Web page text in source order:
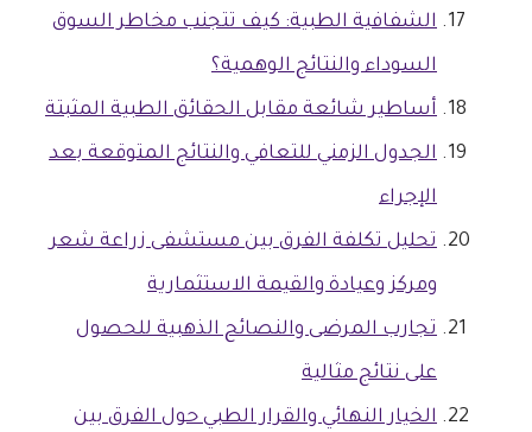
الشفافية الطبية: كيف تتجنب مخاطر السوق
السوداء والنتائج الوهمية؟
أساطير شائعة مقابل الحقائق الطبية المثبتة
الجدول الزمني للتعافي والنتائج المتوقعة بعد
الإجراء
تحليل تكلفة الفرق بين مستشفى زراعة شعر
ومركز وعيادة والقيمة الاستثمارية
تجارب المرضى والنصائح الذهبية للحصول
على نتائج مثالية
الخيار النهائي والقرار الطبي حول الفرق بين